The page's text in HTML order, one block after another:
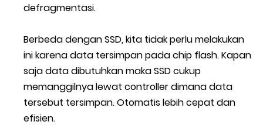
defragmentasi.
Berbeda dengan SSD, kita tidak perlu melakukan
ini karena data tersimpan pada chip flash. Kapan
saja data dibutuhkan maka SSD cukup
memanggilnya lewat controller dimana data
tersebut tersimpan. Otomatis lebih cepat dan
efisien.